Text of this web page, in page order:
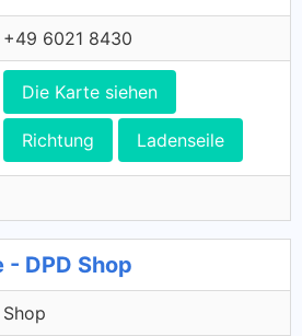
+49 6021 8430
Die Karte siehen
Richtung Ladenseile
- DPD Shop
Shop